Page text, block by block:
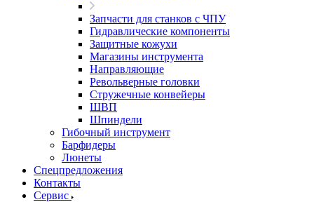
Запчасти для станков с ЧПУ
Гидравлические компоненты
Защитные кожухи
Магазины инструмента
Направляющие
Револьверные головки
Стружечные конвейеры
ШВП
Шпиндели
Гибочный инструмент
Барфидеры
Люнеты
Спецпредложения
Контакты
Сервис